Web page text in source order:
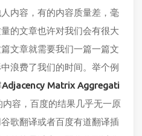
内容，有的内容质量差，毫
的文章也许对我们会有很大
文章就需要我们一篇一篇文
浪费了我们的时间。举个例
Adjacency Matrix Aggregati
容，百度的结果几乎无一原
歌翻译或者百度有道翻译插